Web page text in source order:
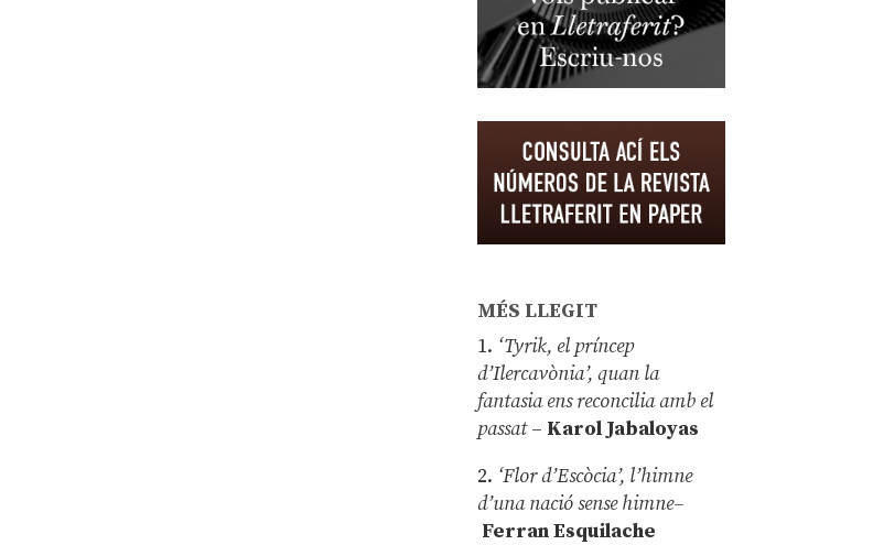
MÉS LLEGIT
1. ‘Tyrik, el príncep
d’Ilercavònia’, quan la
fantasia ens reconcilia amb el
passat– Karol Jabaloyas
2. ‘Flor d’Escòcia’, l’himne
d’una nació sense himne–
Ferran Esquilache